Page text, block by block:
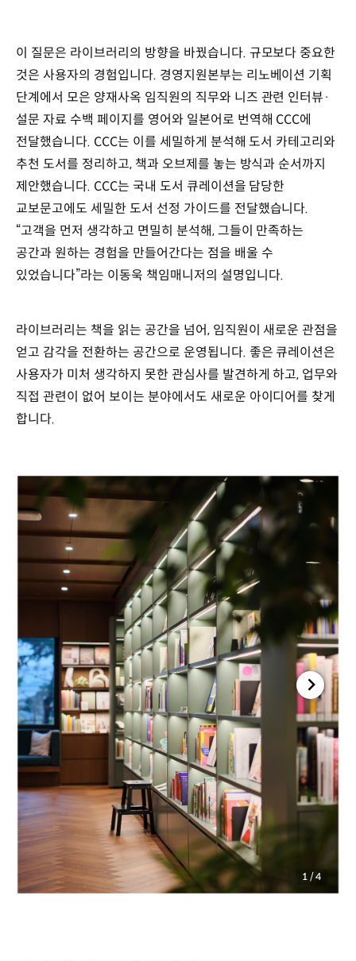
이 질문은 라이브러리의 방향을 바꿨습니다. 규모보다 중요한
것은 사용자의 경험입니다. 경영지원본부는 리노베이션 기획
단계에서 모은 양재사옥 임직원의 직무와 니즈 관련 인터뷰·
설문 자료 수백 페이지를 영어와 일본어로 번역해 CCC에
전달했습니다. CCC는 이를 세밀하게 분석해 도서 카테고리와
추천 도서를 정리하고, 책과 오브제를 놓는 방식과 순서까지
제안했습니다. CCC는 국내 도서 큐레이션을 담당한
교보문고에도 세밀한 도서 선정 가이드를 전달했습니다.
“고객을 먼저 생각하고 면밀히 분석해, 그들이 만족하는
공간과 원하는 경험을 만들어간다는 점을 배울 수
있었습니다”라는 이동욱 책임매니저의 설명입니다.
라이브러리는 책을 읽는 공간을 넘어, 임직원이 새로운 관점을
얻고 감각을 전환하는 공간으로 운영됩니다. 좋은 큐레이션은
사용자가 미처 생각하지 못한 관심사를 발견하게 하고, 업무와
직접 관련이 없어 보이는 분야에서도 새로운 아이디어를 찾게
합니다.
1/4